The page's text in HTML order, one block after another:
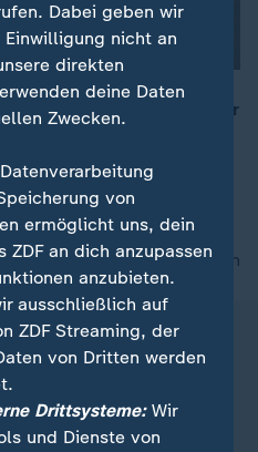
in Corona-Zeiten die Räder
BMW-Pilot Maximilian
der Videokonsole.
nach oben
Dabei geben wir
Einwilligung nicht an
direkten
deine Daten
Zwecken.
von
ermöglicht uns, dein
ZDF an dich anzupassen
anzubieten.
ausschließlich auf
ZDF Streaming, der
von Dritten werden
Drittsysteme:Wir
und Dienste von